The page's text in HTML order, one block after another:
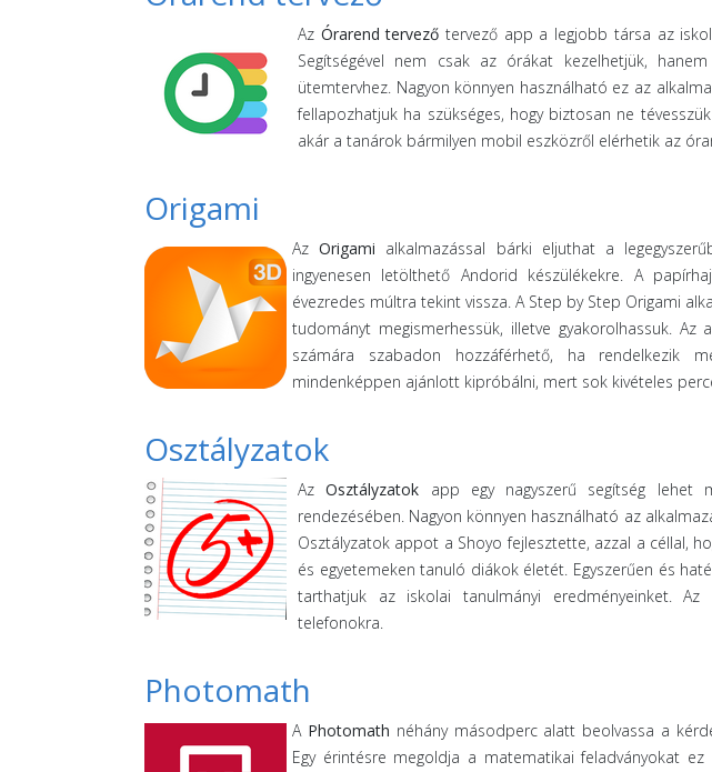
Az Órarend tervező tervező app a legjobb társa az
Segítségével nem csak az órákat kezelhetjük,
ütemtervhez. Nagyon könnyen használható ez az
fellapozhatjuk ha szükséges, hogy biztosan ne
akár a tanárok bármilyen mobil eszközről elérhetik az
Origami
AzOrigami alkalmazással bárki eljuthat a
ingyenesen letölthető Andorid készülékekre. A
évezredes múltra tekint vissza. A Step by Step Origami
tudományt megismerhessük, illetve gyakorolhassuk.
számára szabadon hozzáférhető, ha rendelkezik
mindenképpen ajánlott kipróbálni, mert sok kivételes
Osztályzatok
AzOsztályzatok app egy nagyszerű segítség lehet
rendezésében. Nagyon könnyen használható az
Osztályzatok appot a Shoyo fejlesztette, azzal a céllal,
és egyetemeken tanuló diákok életét. Egyszerűen és
tarthatjuk az iskolai tanulmányi eredményeinket. Az
telefonokra.
Photomath
A Photomath néhány másodperc alatt beolvassa a
Egy érintésre megoldja a matematikai feladványokat